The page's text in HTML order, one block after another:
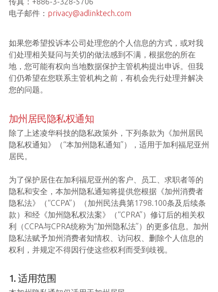
电子邮件： privacy@adlinktech.com
如果您希望投诉本公司处理您的个人信息的方式，或对我
们处理相关疑问与关切的做法感到不满，根据您的所在
地，您可能有权向当地数据保护主管机构提出申诉。但我
们仍希望在您联系主管机构之前，有机会先行处理并解决
您的问题。
加州居民隐私权通知
除了上述凌华科技的隐私政策外，下列条款为《加州居民
隐私权通知》（“本加州隐私通知”），适用于加利福尼亚州
居民。
为了保护居住在加利福尼亚州的客户、员工、求职者等的
隐私和安全，本加州隐私通知将提供您根据《加州消费者
隐私法》（“CCPA”）（加州民法典第1798.100条及后续条
款）和经《加州隐私权法案》（“CPRA”）修订后的相关权
利（CCPA与CPRA统称为“加州隐私法”）的更多信息。加州
隐私法赋予加州消费者知情权、访问权、删除个人信息的
权利，并规定不得因行使这些权利而受到歧视。
1. 适用范围